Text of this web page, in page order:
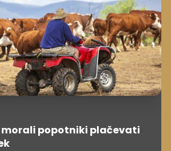
popotniki plačevati